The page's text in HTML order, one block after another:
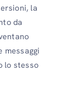
la
da
messaggi
lo stesso